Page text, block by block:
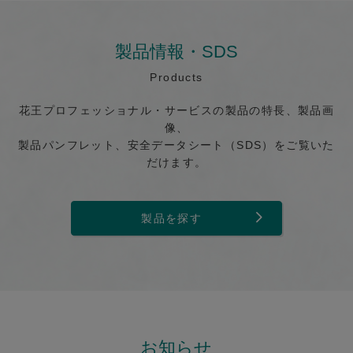
製品情報・SDS
Products
花王プロフェッショナル・サービスの製品の特長、製品画
像、
製品パンフレット、安全データシート（SDS）をご覧いた
だけます。
製品を探す
お知らせ